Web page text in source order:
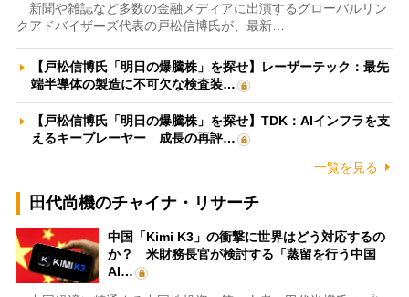
新聞や雑誌など多数の金融メディアに出演するグローバルリン
クアドバイザーズ代表の戸松信博氏が、最新…
【戸松信博氏「明日の爆騰株」を探せ】レーザーテック：最先
端半導体の製造に不可欠な検査装…
【戸松信博氏「明日の爆騰株」を探せ】TDK：AIインフラを支
えるキープレーヤー 成長の再評…
一覧を見る
田代尚機のチャイナ・リサーチ
中国「Kimi K3」の衝撃に世界はどう対応するの
か？ 米財務長官が検討する「蒸留を行う中国
AI…